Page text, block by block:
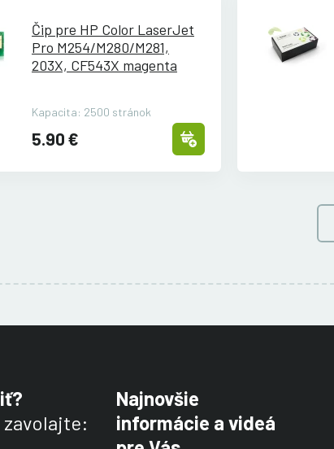
Čip pre HP Color LaserJet
Pro M254/M280/M281,
203X, CF543X magenta
Kapacita: 2500 stránok
5.90 €
zavolajte:
Najnovšie
informácie a videá